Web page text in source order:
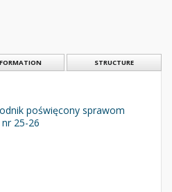
STRUCTURE
poświęcony sprawom
25-26